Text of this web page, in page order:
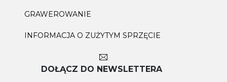
GRAWEROWANIE
INFORMACJA O ZUŻYTYM SPRZĘCIE
DOŁĄCZ DO NEWSLETTERA